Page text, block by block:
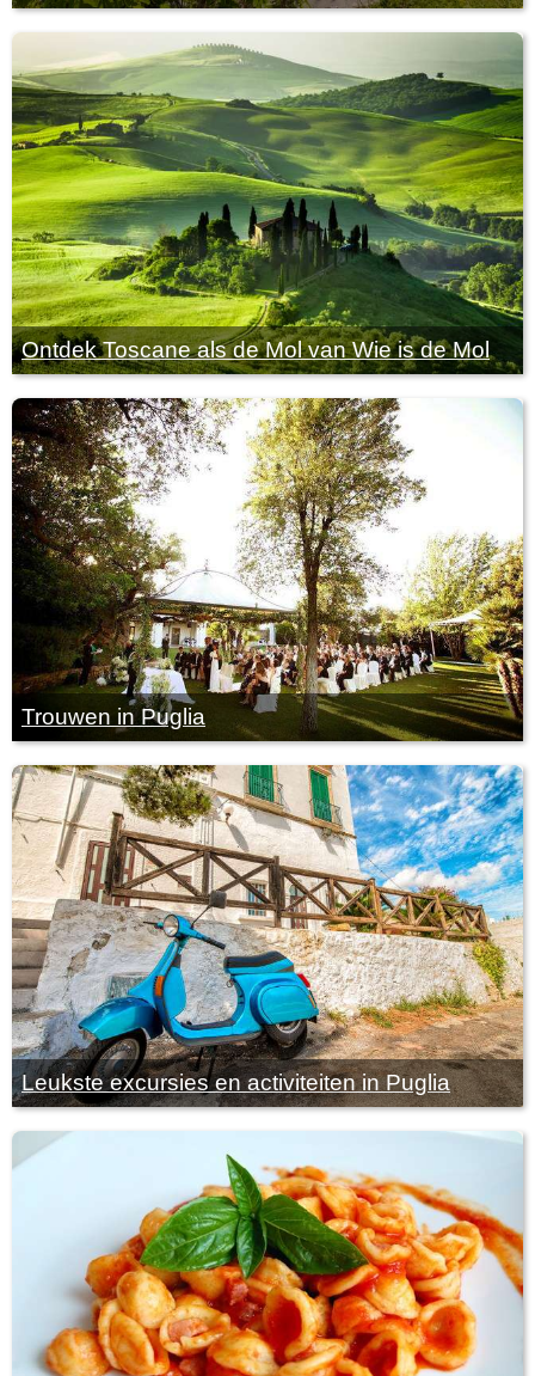
Ontdek Toscane als de Mol van Wie is de Mol
Trouwen in Puglia
Leukste excursies en activiteiten in Puglia